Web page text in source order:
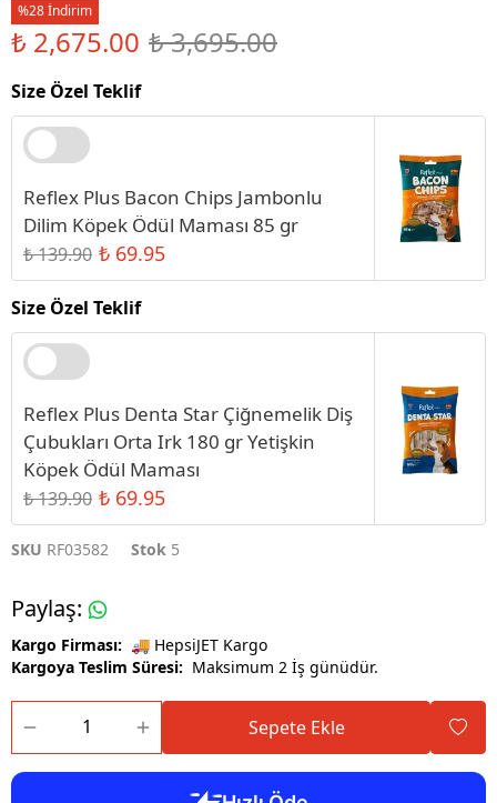
%28 İndirim
₺ 2,675.00 ₺ 3,695.00
Size Özel Teklif
Reflex Plus Bacon Chips Jambonlu
Dilim Köpek Ödül Maması 85 gr
₺ 139.90 ₺ 69.95
Size Özel Teklif
Reflex Plus Denta Star Çiğnemelik Diş
Çubukları Orta Irk 180 gr Yetişkin
Köpek Ödül Maması
₺ 139.90 ₺ 69.95
SKU RF03582 Stok 5
Paylaş:
Kargo Firması: 🚚 HepsiJET Kargo
Kargoya Teslim Süresi: Maksimum 2 İş günüdür.
Sepete Ekle